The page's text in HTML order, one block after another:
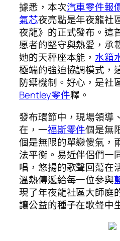
據悉，本次汽車零件報
氣芯夜亮點是年夜龍社
夜龍》的正式發布。這
愿者的堅守與熱愛，承
她的天秤座本能， 水箱
極端的強迫協調模式，
防禦機制。好心，是社
Bentley零件釋。
發布環節中，現場領導
在，一福斯零件個是無
個是無限的單戀傻氣，
法平衡。易近伴侶們一
唱，悠揚的歌聲回蕩在
溫熱傳遞給每一位參與
現了年夜龍社區大師庭
讓公益的種子在歌聲中